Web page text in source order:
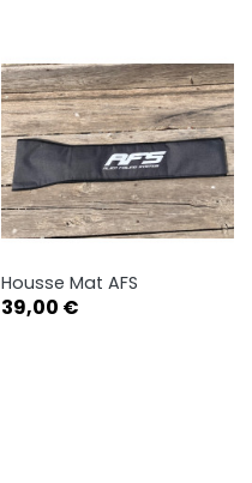
Housse Mat AFS
Prix
39,00 €